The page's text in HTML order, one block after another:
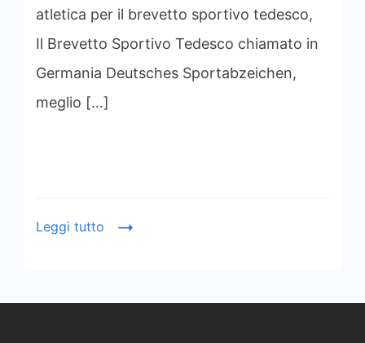
atletica per il brevetto sportivo tedesco,
Il Brevetto Sportivo Tedesco chiamato in
Germania Deutsches Sportabzeichen,
meglio […]
Leggi tutto